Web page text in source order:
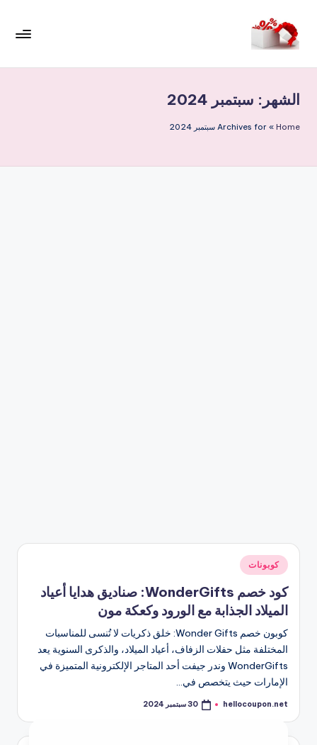
التجاوز
حب
ا
الشهر: سبتمبر 2024
Home
» Archives for سبتمبر 2024
نُشر
في
كوبونات
كود خصم WonderGifts: صناديق هدايا أعياد
الميلاد الجذابة مع الورود وكعكة مون
كوبون خصم Wonder Gifts: خلق ذكريات لا تُنسى للمناسبات
المختلفة مثل حفلات الزفاف، أعياد الميلاد، والذكرى السنوية يعد
WonderGifts وندر جيفت أحد المتاجر الإلكترونية المتميزة في
الإمارات حيث يتخصص في…
تمّ
بواسطة
hellocoupon.net 30 سبتمبر 2024